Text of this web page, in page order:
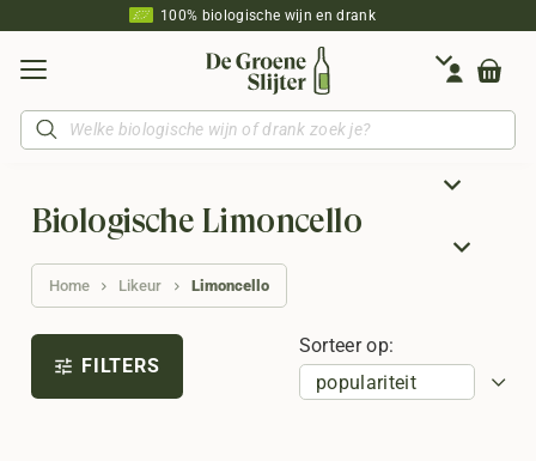
100% biologische wijn en drank
Producten
zoeken
Biologische Limoncello
Home Likeur Limoncello
tune FILTERS
Sorteer op: